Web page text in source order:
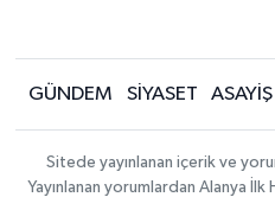
GÜNDEM SİYASET ASAYİŞ
Sitede yayınlanan içerik ve
Yayınlanan yorumlardan Alanya İlk